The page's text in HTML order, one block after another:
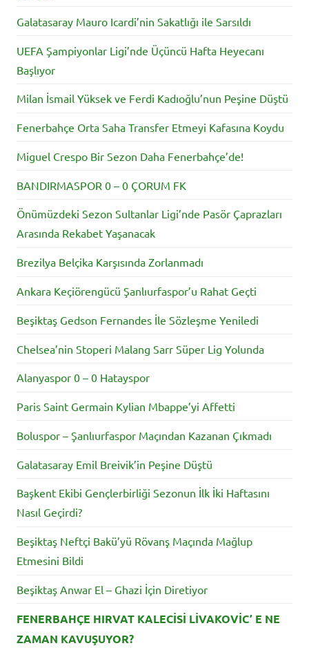
Galatasaray Mauro Icardi’nin Sakatlığı ile Sarsıldı
UEFA Şampiyonlar Ligi’nde Üçüncü Hafta Heyecanı
Başlıyor
Milan İsmail Yüksek ve Ferdi Kadıoğlu’nun Peşine Düştü
Fenerbahçe Orta Saha Transfer Etmeyi Kafasına Koydu
Miguel Crespo Bir Sezon Daha Fenerbahçe’de!
BANDIRMASPOR 0 – 0 ÇORUM FK
Önümüzdeki Sezon Sultanlar Ligi’nde Pasör Çaprazları
Arasında Rekabet Yaşanacak
Brezilya Belçika Karşısında Zorlanmadı
Ankara Keçiörengücü Şanlıurfaspor’u Rahat Geçti
Beşiktaş Gedson Fernandes İle Sözleşme Yeniledi
Chelsea’nin Stoperi Malang Sarr Süper Lig Yolunda
Alanyaspor 0 – 0 Hatayspor
Paris Saint Germain Kylian Mbappe’yi Affetti
Boluspor – Şanlıurfaspor Maçından Kazanan Çıkmadı
Galatasaray Emil Breivik’in Peşine Düştü
Başkent Ekibi Gençlerbirliği Sezonun İlk İki Haftasını
Nasıl Geçirdi?
Beşiktaş Neftçi Bakü’yü Rövanş Maçında Mağlup
Etmesini Bildi
Beşiktaş Anwar El – Ghazi İçin Diretiyor
FENERBAHÇE HIRVAT KALECİSİ LİVAKOVİC’ E NE
ZAMAN KAVUŞUYOR?